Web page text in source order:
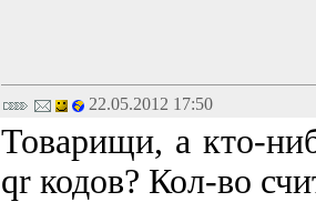
22.05.2012 17:50
Товарищи, а кто-
qr кодов? Кол-во